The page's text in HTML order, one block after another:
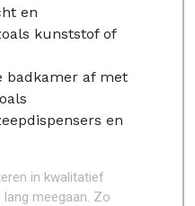
en
kunststof of
badkamer af met
en
in kwalitatief
meegaan. Zo